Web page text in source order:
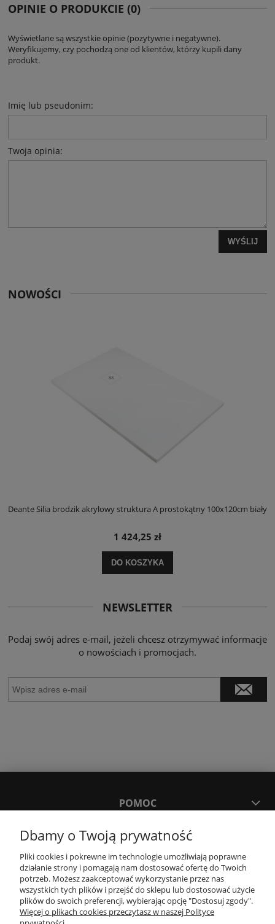
OPINIE O PRODUKCIE (0)
Wyświetlane są wszystkie opinie (pozytywne i negatywne).
Weryfikujemy, czy pochodzą one od klientów, którzy kupili dany
produkt.
Imię lub pseudonim:
Twoja opinia:
WYŚLIJ
NOWOŚCI
Deante Silia brodzik akrylowy struktura A prostokątny 100x120cm biały
1 424,25 zł
DO KOSZYKA
NEWSLETTER
Podaj swój adres e-mail, jeżeli chcesz otrzymywać informacje
o nowościach i promocjach.
POMOC
MOJE KONTO
PŁATNOŚCI I DOSTAWA
KONTAKT
Dbamy o Twoją prywatność
Pliki cookies i pokrewne im technologie umożliwiają poprawne
działanie strony i pomagają nam dostosować ofertę do Twoich
potrzeb. Możesz zaakceptować wykorzystanie przez nas
wszystkich tych plików i przejść do sklepu lub dostosować użycie
plików do swoich preferencji, wybierając opcję "Dostosuj zgody".
Więcej o plikach cookies przeczytasz w naszej Polityce